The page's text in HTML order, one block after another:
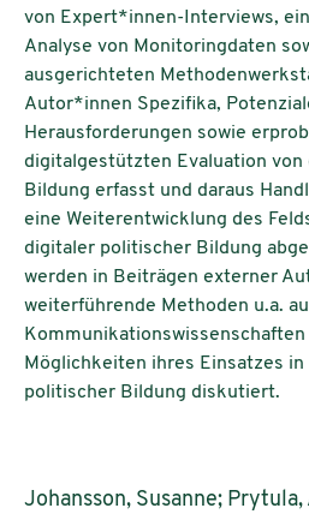
von Expert*innen-Interviews,
Analyse von Monitoringdaten
ausgerichteten
Autor*innen Spezifika,
Herausforderungen sowie
digitalgestützten Evaluation
Bildung erfasst und daraus
eine Weiterentwicklung des
digitaler politischer Bildung
werden in Beiträgen externer
weiterführende Methoden u.a.
Möglichkeiten ihres Einsatzes in
politischer Bildung diskutiert.
Johansson, Susanne;